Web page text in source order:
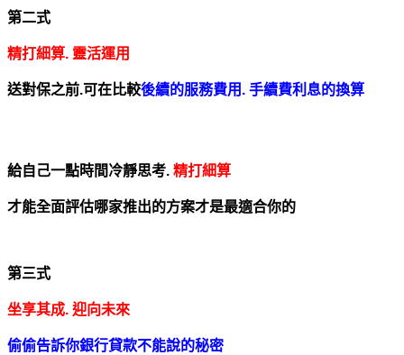
第二式
精打細算. 靈活運用
送對保之前.可在比較後續的服務費用. 手續費利息的換算
給自己一點時間冷靜思考. 精打細算
才能全面評估哪家推出的方案才是最適合你的
第三式
坐享其成. 迎向未來
偷偷告訴你銀行貸款不能說的秘密